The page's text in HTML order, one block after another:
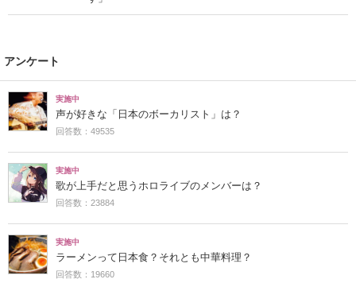
アンケート
実施中
声が好きな「日本のボーカリスト」は？
回答数：49535
実施中
歌が上手だと思うホロライブのメンバーは？
回答数：23884
実施中
ラーメンって日本食？それとも中華料理？
回答数：19660